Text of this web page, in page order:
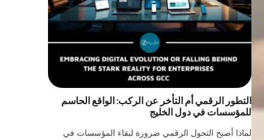
التطور الرقمي أم التأخر عن الركب: الواقع الحاسم
للمؤسسات في دول الخليج
لماذا أصبح التحول الرقمي ضرورة لبقاء المؤسسات في